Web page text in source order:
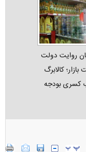
روایت دولت
کالابرگ
کسری بودجه